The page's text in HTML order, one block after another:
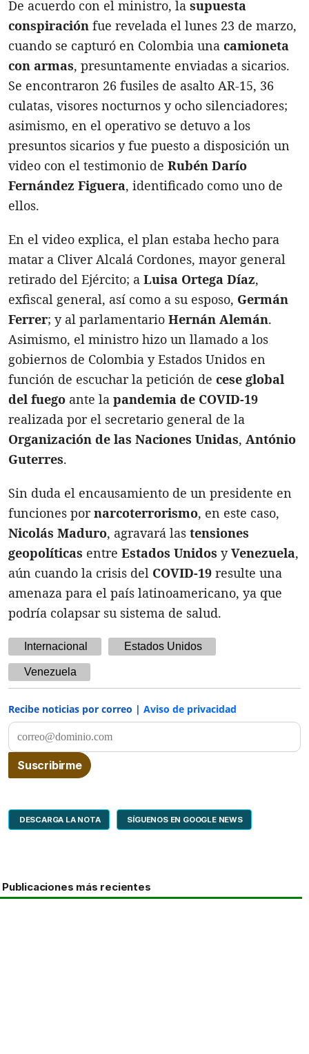
De acuerdo con el ministro, la supuesta
conspiración fue revelada el lunes 23 de marzo,
cuando se capturó en Colombia una camioneta
con armas, presuntamente enviadas a sicarios.
Se encontraron 26 fusiles de asalto AR-15, 36
culatas, visores nocturnos y ocho silenciadores;
asimismo, en el operativo se detuvo a los
presuntos sicarios y fue puesto a disposición un
video con el testimonio de Rubén Darío
Fernández Figuera, identificado como uno de
ellos.
En el video explica, el plan estaba hecho para
matar a Cliver Alcalá Cordones, mayor general
retirado del Ejército; a Luisa Ortega Díaz,
exfiscal general, así como a su esposo, Germán
Ferrer; y al parlamentario Hernán Alemán.
Asimismo, el ministro hizo un llamado a los
gobiernos de Colombia y Estados Unidos en
función de escuchar la petición de cese global
del fuego ante la pandemia de COVID-19
realizada por el secretario general de la
Organización de las Naciones Unidas, António
Guterres.
Sin duda el encausamiento de un presidente en
funciones pornarcoterrorismo, en este caso,
Nicolás Maduro, agravará las tensiones
geopolíticas entre Estados Unidos yVenezuela,
aún cuando la crisis del COVID-19 resulte una
amenaza para el país latinoamericano, ya que
podría colapsar su sistema de salud.
Internacional Estados Unidos
Venezuela
Recibe noticias por correo | Aviso de privacidad
DESCARGA LA NOTA SÍGUENOS EN GOOGLE NEWS
Publicaciones más recientes